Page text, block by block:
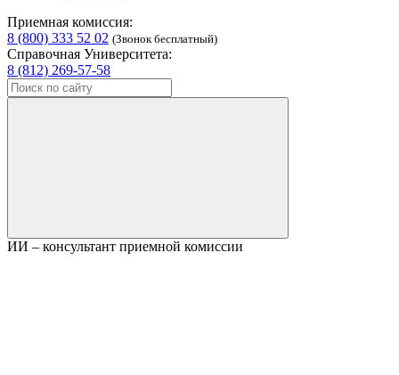
Приемная комиссия:
8 (800) 333 52 02 (Звонок бесплатный)
Справочная Университета:
8 (812) 269-57-58
ИИ – консультант приемной комиссии